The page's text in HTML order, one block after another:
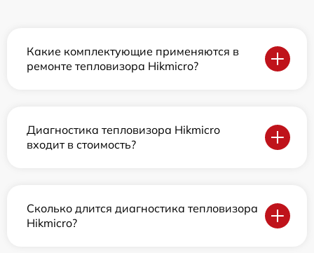
Какие комплектующие применяются в
ремонте тепловизора Hikmicro?
Диагностика тепловизора Hikmicro
входит в стоимость?
Сколько длится диагностика тепловизора
Hikmicro?